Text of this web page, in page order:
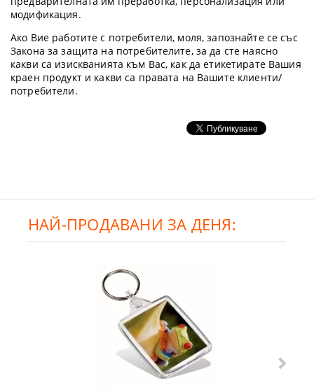
модификация.
Ако Вие работите с потребители, моля, запознайте се със
Закона за защита на потребителите, за да сте наясно
какви са изискванията към Вас, как да етикетирате Вашия
краен продукт и какви са правата на Вашите клиенти/
потребители.
НАЙ-ПРОДАВАНИ ЗА ДЕНЯ: